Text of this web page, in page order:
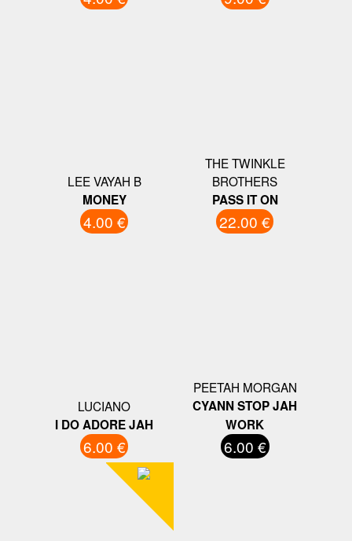
LEE VAYAH B
MONEY
4.00 €
THE TWINKLE
BROTHERS
PASS IT ON
22.00 €
LUCIANO
I DO ADORE JAH
6.00 €
PEETAH MORGAN
CYANN STOP JAH
WORK
6.00 €